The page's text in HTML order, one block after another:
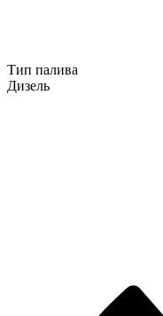
Тип палива
Дизель